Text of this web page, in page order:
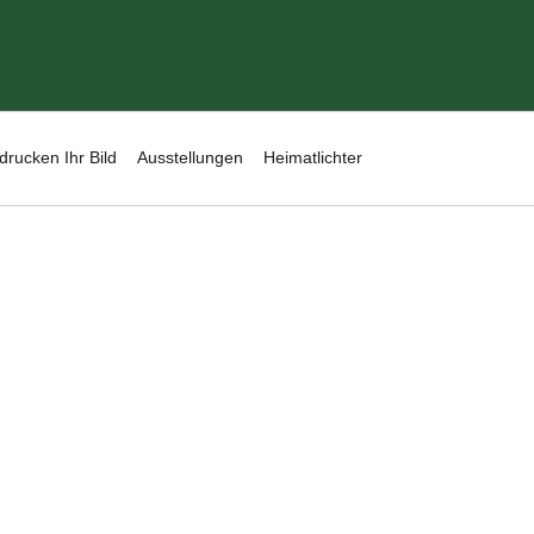
Ihr Bild Ausstellungen Heimatlichter